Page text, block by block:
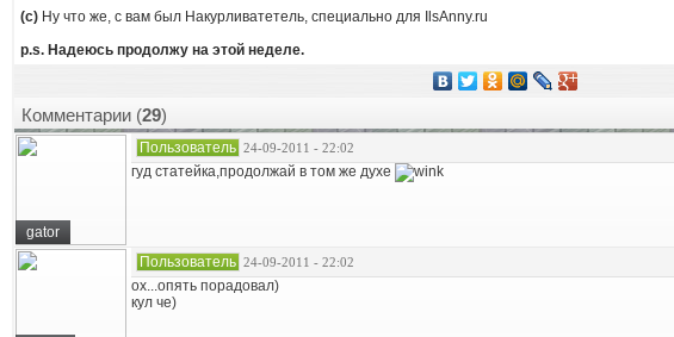
(с) Ну что же, с вам был Накурливатетель, специально для IlsAnny.ru
p.s. Надеюсь продолжу на этой неделе.
Комментарии (29)
gator
Пользователь 24-09-2011 - 22:02
гуд статейка,продолжай в том же духе
Пользователь 24-09-2011 - 22:02
ох...опять порадовал)
кул че)